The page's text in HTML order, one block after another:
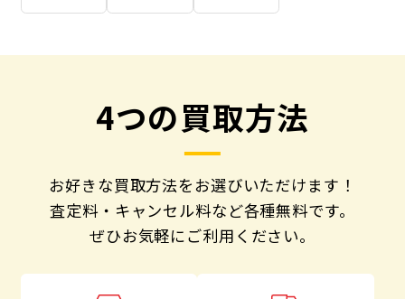
4つの買取方法
お好きな買取方法をお選びいただけます！
査定料・キャンセル料など各種無料です。
ぜひお気軽にご利用ください。